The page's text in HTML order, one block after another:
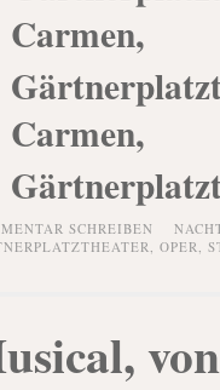
SCHREIBEN
, OPER,